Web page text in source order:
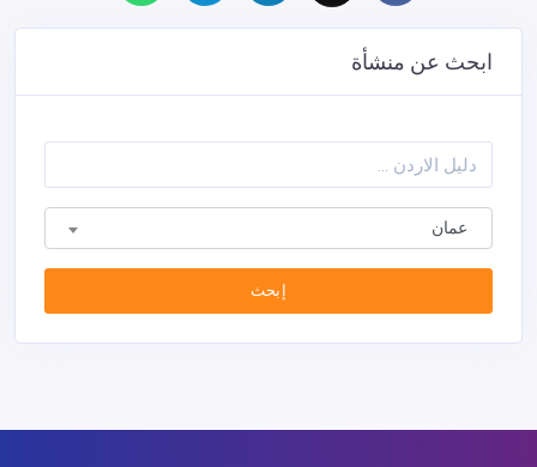
ابحث عن منشأة
عمان
إبحث